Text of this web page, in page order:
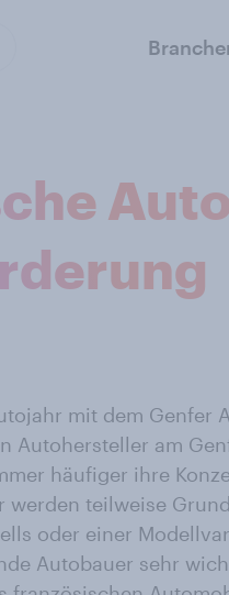
mit dem Genfer
Autohersteller am
häufiger ihre
werden teilweise
oder einer
Autobauer sehr